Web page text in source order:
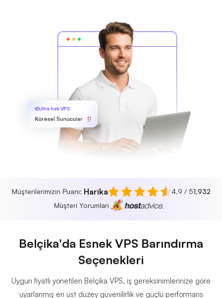
Ultra hızlı VPS
Küresel Sunucular
Müşterilerimizin Puanı: Harika 4.9 / 51,932
Müşteri Yorumları
Belçika'da Esnek VPS Barındırma
Seçenekleri
Uygun fiyatlı yönetilen Belçika VPS, iş gereksinimlerinize göre
uyarlanmış en üst düzey güvenilirlik ve güçlü performans